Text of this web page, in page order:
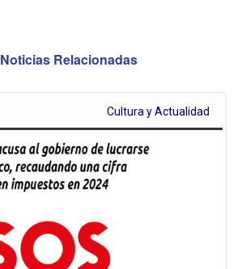
Noticias Relacionadas
Cultura y Actualidad